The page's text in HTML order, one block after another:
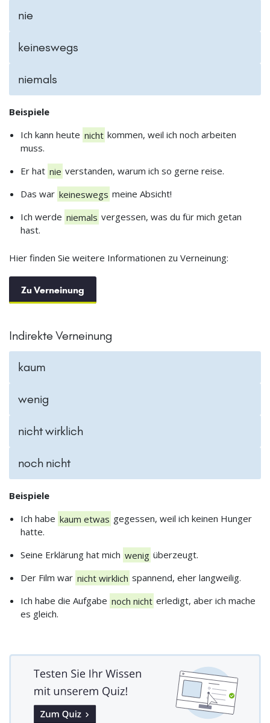
nie
keineswegs
niemals
Beispiele
Ich kann heute nicht kommen, weil ich noch arbeiten
muss.
Er hat nie verstanden, warum ich so gerne reise.
Das war keineswegs meine Absicht!
Ich werde niemals vergessen, was du für mich getan
hast.
Hier finden Sie weitere Informationen zu Verneinung:
Zu Verneinung
Indirekte Verneinung
kaum
wenig
nicht wirklich
noch nicht
Beispiele
Ich habe kaum etwas gegessen, weil ich keinen Hunger
hatte.
Seine Erklärung hat mich wenig überzeugt.
Der Film war nicht wirklich spannend, eher langweilig.
Ich habe die Aufgabe noch nicht erledigt, aber ich mache
es gleich.